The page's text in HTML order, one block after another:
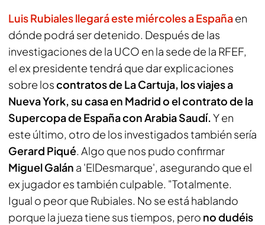
Luis Rubiales llegará este miércoles a Españaen
dónde podrá ser detenido. Después de las
investigaciones de la UCO en la sede de la RFEF,
el ex presidente tendrá que dar explicaciones
sobre loscontratos de La Cartuja, los viajes a
Nueva York, su casa en Madrid o el contrato de la
Supercopa de España con Arabia Saudí.Y en
este último, otro de los investigados también sería
Gerard Piqué. Algo que nos pudo confirmar
Miguel Galán a 'ElDesmarque', asegurando que el
ex jugador es también culpable. "Totalmente.
Igual o peor que Rubiales. No se está hablando
porque la jueza tiene sus tiempos, pero no dudéis